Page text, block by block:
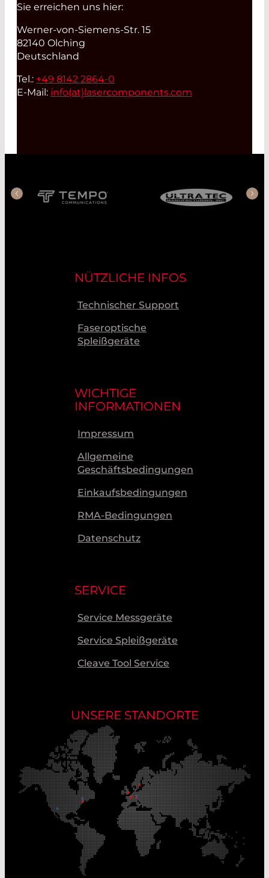
Sie erreichen uns hier:
Werner-von-Siemens-Str. 15
82140 Olching
Deutschland
Tel.: +49 8142 2864-0
E-Mail: info(at)lasercomponents.com
NÜTZLICHE INFOS
Technischer Support
Faseroptische
Spleißgeräte
WICHTIGE
INFORMATIONEN
Impressum
Allgemeine
Geschäftsbedingungen
Einkaufsbedingungen
RMA-Bedingungen
Datenschutz
SERVICE
Service Messgeräte
Service Spleißgeräte
Cleave Tool Service
UNSERE STANDORTE